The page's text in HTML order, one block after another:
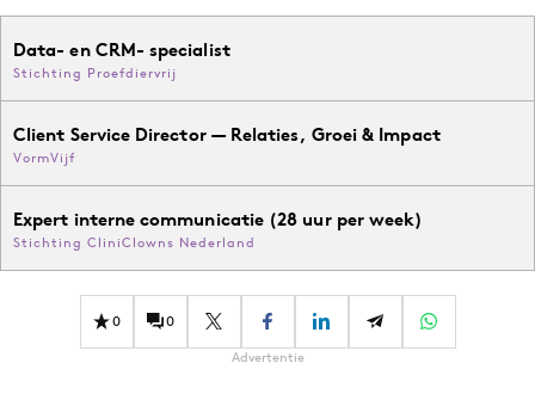
Data- en CRM- specialist
Stichting Proefdiervrij
Client Service Director — Relaties, Groei & Impact
VormVijf
Expert interne communicatie (28 uur per week)
Stichting CliniClowns Nederland
0 0
Advertentie